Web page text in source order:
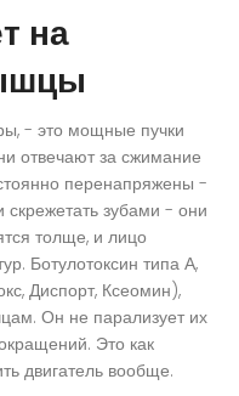
на
- это мощные пучки
отвечают за сжимание
перенапряжены -
скрежетать зубами - они
толще, и лицо
Ботулотоксин типа А,
Диспорт, Ксеомин),
Он не парализует их
Это как
двигатель вообще.